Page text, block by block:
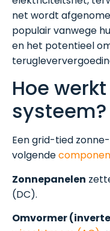
net wordt
populair vanwege
en het potentieel
Hoe
systeem?
Een grid-tied
volgende
Zonnepanelen
(DC).
Omvormer